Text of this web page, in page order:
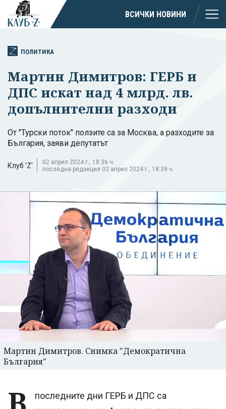
ВСИЧКИ НОВИНИ
ПОЛИТИКА
Мартин Димитров: ГЕРБ и
ДПС искат над 4 млрд. лв.
допълнителни разходи
От "Турски поток" ползите са за Москва, а разходите за
България, заяви депутатът
Клуб 'Z'
02 април 2024 г., 18:36 ч.
последна редакция 02 април 2024 г., 18:39 ч.
Мартин Димитров. Снимка "Демократична
България"
последните дни ГЕРБ и ДПС са